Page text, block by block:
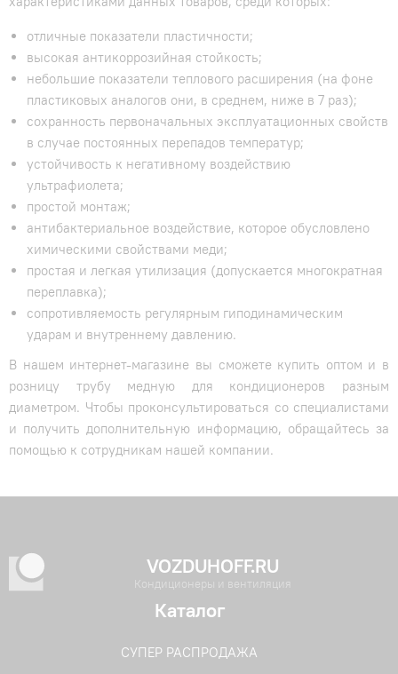
отличные показатели пластичности;
высокая антикоррозийная стойкость;
небольшие показатели теплового расширения (на фоне
пластиковых аналогов они, в среднем, ниже в 7 раз);
сохранность первоначальных эксплуатационных свойств
в случае постоянных перепадов температур;
устойчивость к негативному воздействию
ультрафиолета;
простой монтаж;
антибактериальное воздействие, которое обусловлено
химическими свойствами меди;
простая и легкая утилизация (допускается многократная
переплавка);
сопротивляемость регулярным гиподинамическим
ударам и внутреннему давлению.
В нашем интернет-магазине вы сможете купить оптом и в
розницу трубу медную для кондиционеров разным
диаметром. Чтобы проконсультироваться со специалистами
и получить дополнительную информацию, обращайтесь за
помощью к сотрудникам нашей компании.
VOZDUHOFF.RU
Кондиционеры и вентиляция
Каталог
СУПЕР РАСПРОДАЖА